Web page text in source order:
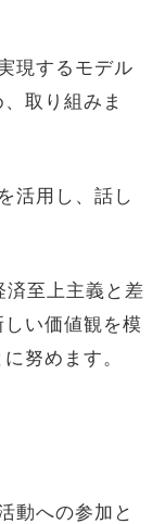
現するモデル
取り組みま
活用し、話し
済至上主義と差
い価値観を模
努めます。
動への参加と